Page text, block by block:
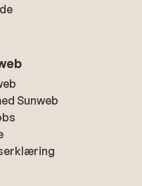
Sunweb